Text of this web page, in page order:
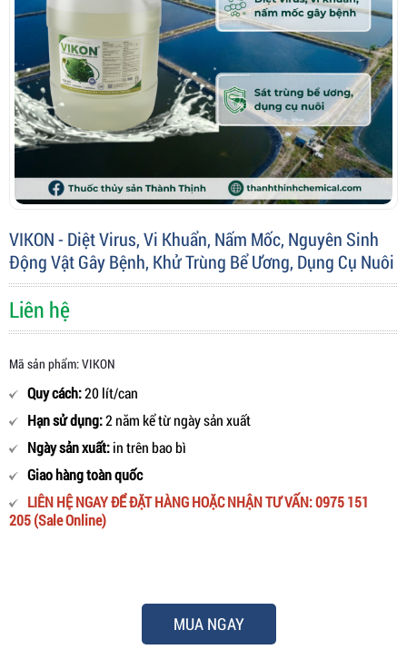
VIKON - Diệt Virus, Vi Khuẩn, Nấm Mốc, Nguyên Sinh
Động Vật Gây Bệnh, Khử Trùng Bể Ương, Dụng Cụ Nuôi
Liên hệ
Mã sản phẩm: VIKON
Quy cách:20 lít/can
Hạn sử dụng:2 năm kể từ ngày sản xuất
Ngày sản xuất:in trên bao bì
Giao hàng toàn quốc
LIÊN HỆ NGAY ĐỂ ĐẶT HÀNG HOẶC NHẬN TƯ VẤN: 0975 151
205 (Sale Online)
MUA NGAY